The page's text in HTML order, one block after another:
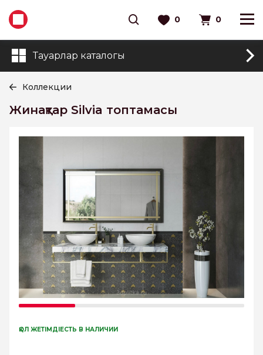
0 0
Тауарлар каталогы
Коллекции
Жинақтар Silvia топтамасы
ҚОЛ ЖЕТІМДІЕСТЬ В НАЛИЧИИ